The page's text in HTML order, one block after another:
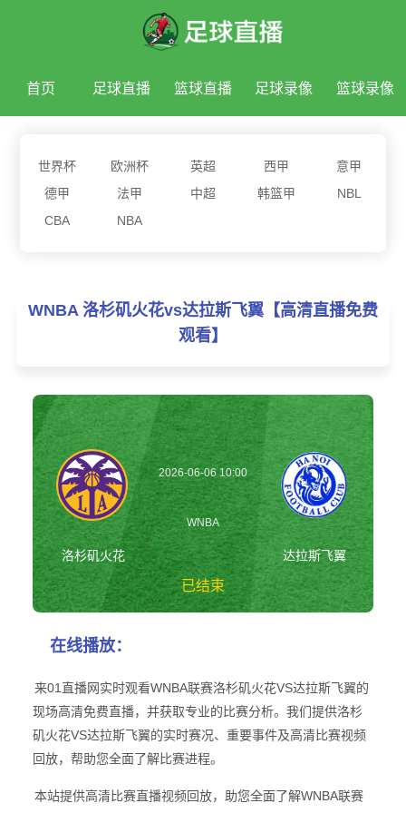
首页 足球直播 篮球直播 足球录像 篮球录像
世界杯 欧洲杯 英超 西甲
意甲
德甲
法甲 中超 韩篮甲
NBL
CBA
NBA
WNBA 洛杉矶火花vs达拉斯飞翼【高清直播免费
观看】
洛杉矶火花
2026-06-06 10:00
WNBA
已结束
达拉斯飞翼
在线播放：
来01直播网实时观看WNBA联赛洛杉矶火花VS达拉斯飞翼的
现场高清免费直播，并获取专业的比赛分析。我们提供洛杉
矶火花VS达拉斯飞翼的实时赛况、重要事件及高清比赛视频
回放，帮助您全面了解比赛进程。
本站提供高清比赛直播视频回放，助您全面了解WNBA联赛